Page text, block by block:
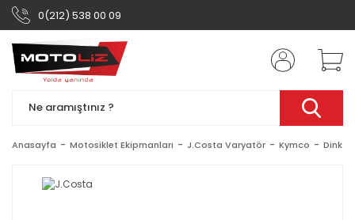
0(212) 538 00 09
Anasayfa Motosiklet Ekipmanları J.Costa Varyatör Kymco Dink